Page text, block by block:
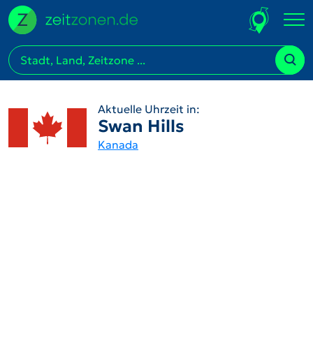
Aktuelle Uhrzeit in:
Swan Hills
Kanada